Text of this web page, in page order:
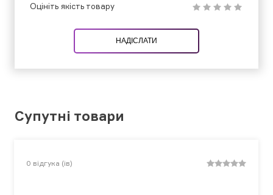
Оцініть якість товару
НАДІСЛАТИ
Супутні товари
0 відгука (ів)